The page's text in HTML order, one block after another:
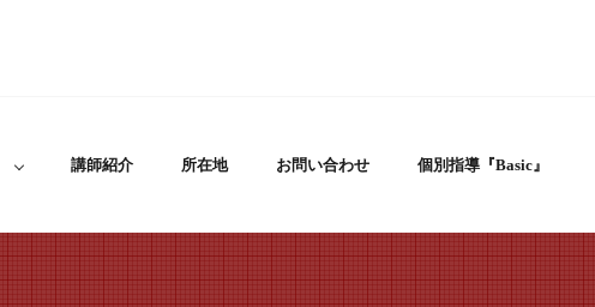
講師紹介 所在地 お問い合わせ 個別指導『Basic』